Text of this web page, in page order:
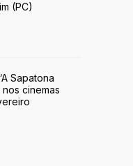
(PC)
Sapatona
cinemas